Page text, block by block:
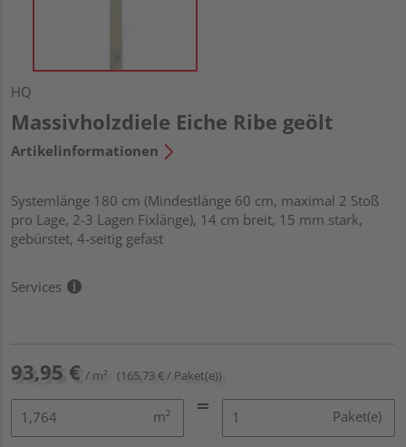
HQ
Massivholzdiele Eiche Ribe geölt
Artikelinformationen
Systemlänge 180 cm (Mindestlänge 60 cm, maximal 2 Stoß
pro Lage, 2-3 Lagen Fixlänge), 14 cm breit, 15 mm stark,
gebürstet, 4-seitig gefast
Services
93,95 € / m² (165,73 € / Paket(e))
m² Paket(e)